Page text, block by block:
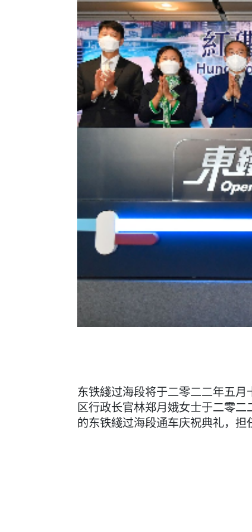
东铁綫过海段将于二零二二年五
区行政长官林郑月娥女士于二零
的东铁綫过海段通车庆祝典礼，担